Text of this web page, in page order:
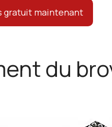
gratuit maintenant
du